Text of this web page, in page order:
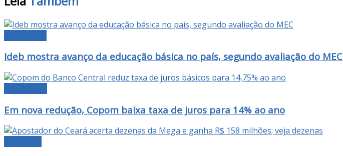
Ideb mostra avanço da educação básica no país, segundo avaliação do MEC
Em nova redução, Copom baixa taxa de juros para 14% ao ano